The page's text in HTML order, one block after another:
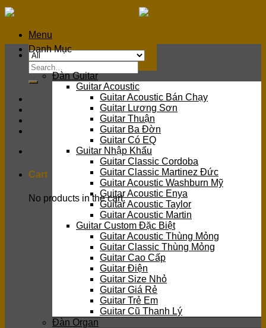
Skip
to
contentMenu
Search
for:
Cart
No products in the cart.
Danh Mục
Đàn Guitar
Guitar Acoustic
Guitar Acoustic Bán Chạy
Guitar Lương Sơn
Guitar Thuận
Guitar Ba Đờn
Guitar Có EQ
Guitar Nhập Khẩu
Guitar Classic Cordoba
Guitar Classic Martinez Đức
Guitar Acoustic Washburn Mỹ
Guitar Acoustic Enya
Guitar Acoustic Taylor
Guitar Acoustic Martin
Guitar Custom Đặc Biệt
Guitar Acoustic Thùng Mỏng
Guitar Classic Thùng Mỏng
Guitar Cao Cấp
Guitar Điện
Guitar Size Nhỏ
Guitar Giá Rẻ
Guitar Trẻ Em
Guitar Cũ Thanh Lý
Đàn Organ